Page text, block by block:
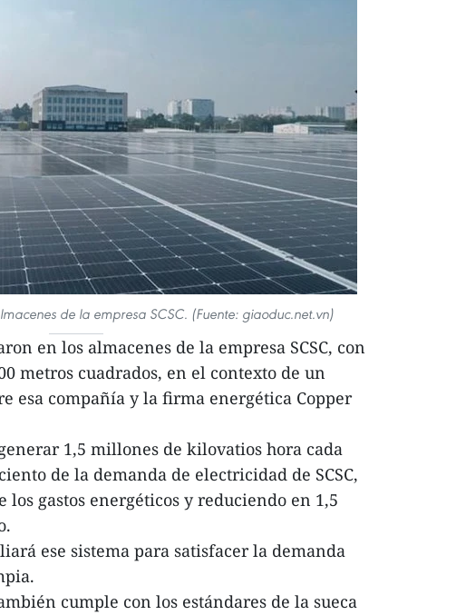
de la empresa SCSC. (Fuente: giaoduc.net.vn)
en los almacenes de la empresa SCSC, con
metros cuadrados, en el contexto de un
esa compañía y la firma energética Copper
1,5 millones de kilovatios hora cada
de la demanda de electricidad de SCSC,
gastos energéticos y reduciendo en 1,5
ese sistema para satisfacer la demanda
cumple con los estándares de la sueca